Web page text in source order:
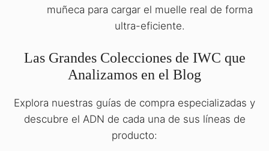
muñeca para cargar el muelle real de forma
ultra-eficiente.
Las Grandes Colecciones de IWC que
Analizamos en el Blog
Explora nuestras guías de compra especializadas y
descubre el ADN de cada una de sus líneas de
producto: